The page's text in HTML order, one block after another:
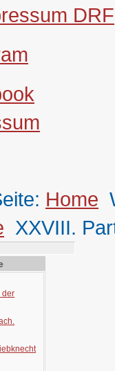
DRF
Home
XXVIII.
der